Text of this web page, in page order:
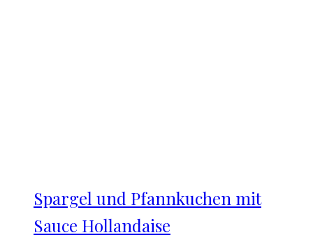
Spargel und Pfannkuchen mit
Sauce Hollandaise